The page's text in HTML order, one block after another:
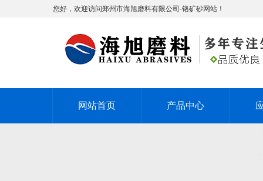
您好，欢迎访问郑州市海旭磨料有限公司-铬矿砂网站！
网站首页 产品中心